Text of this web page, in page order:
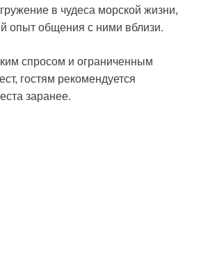
в чудеса морской жизни,
опыт общения с ними вблизи.
спросом и ограниченным
гостям рекомендуется
заранее.